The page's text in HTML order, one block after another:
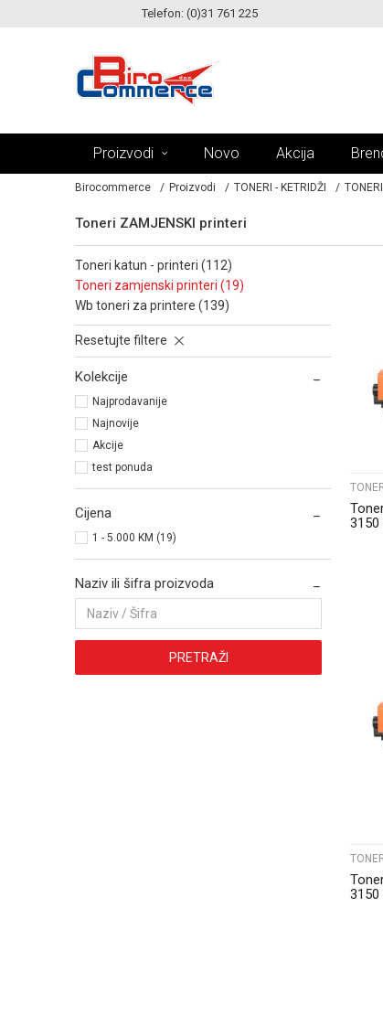
Telefon: (0)31 761 225
MOGUĆNOST ISPORUKE ZA 24H!
Proizvodi Novo Akcija
Birocommerce Proizvodi TONERI - KETRIDŽI
Toneri ZAMJENSKI printeri
toneri katun - printeri (112)
toneri zamjenski printeri (19)
wb toneri za printere (139)
Resetujte filtere
Kolekcije
Najprodavanije
Najnovije
Akcije
test ponuda
Cijena
1 - 5.000 KM (19)
Naziv ili šifra proizvoda
PRETRAŽI
3150
3150